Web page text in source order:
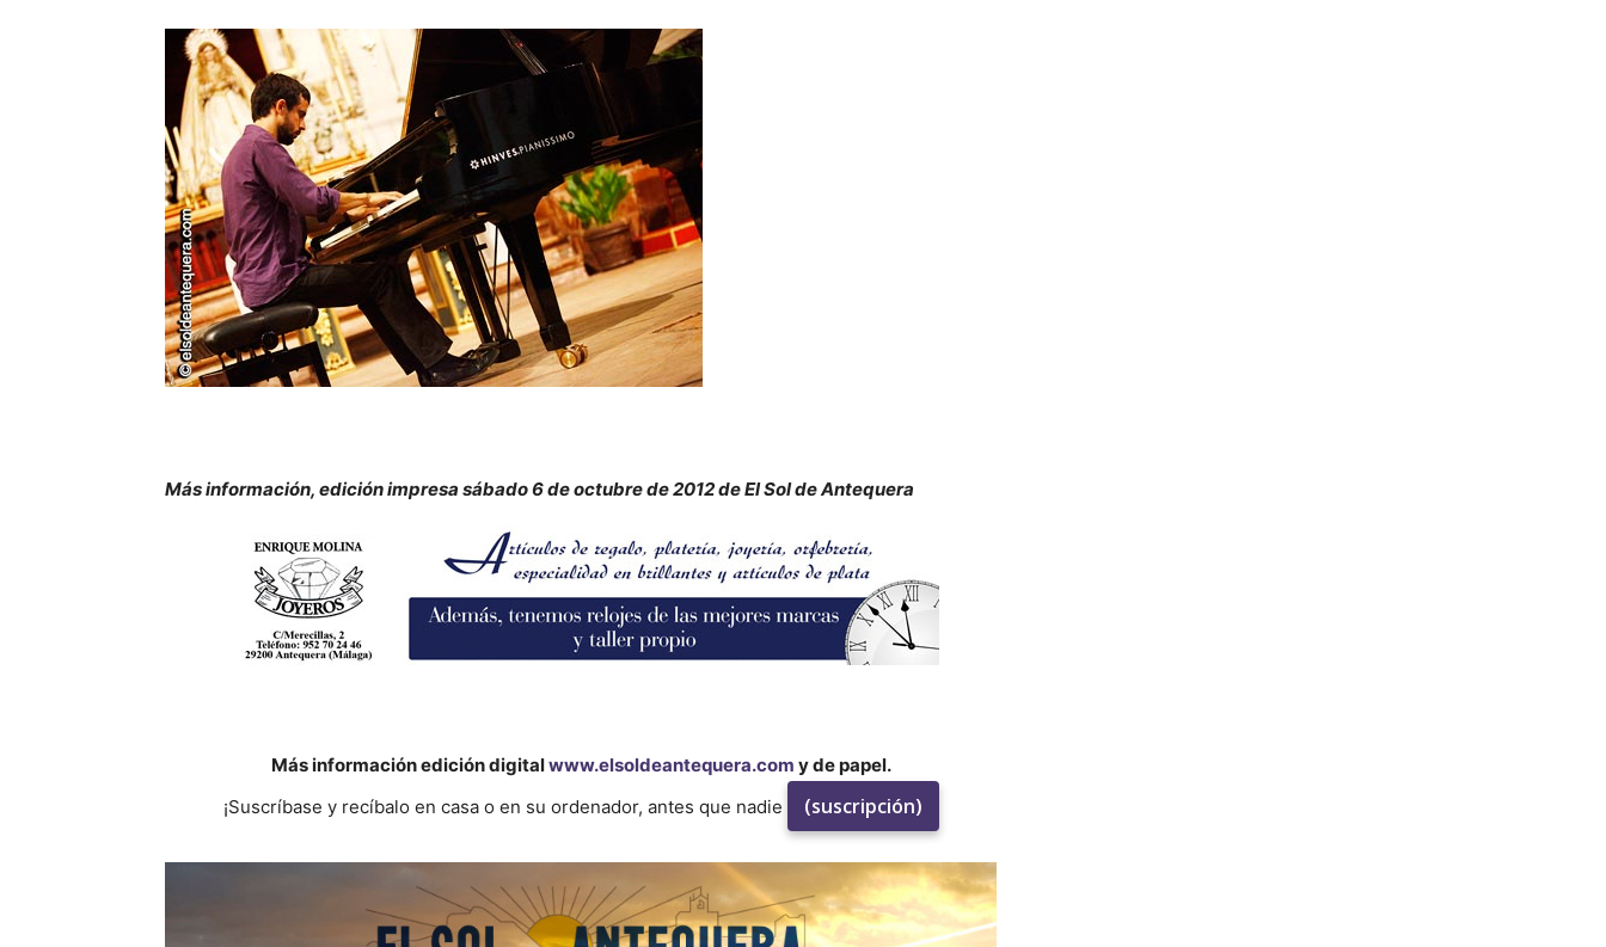
Más información, edición impresa sábado 6 de octubre de 2012 de El Sol de Antequera
Más información edición digitalwww.elsoldeantequera.com y de papel.
¡Suscríbase y recíbalo en casa o en su ordenador, antes que nadie
(suscripción)